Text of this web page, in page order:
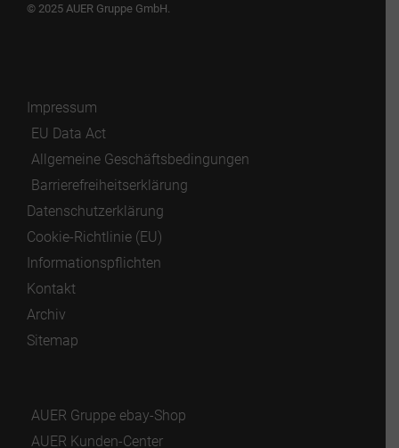
© 2025 AUER Gruppe GmbH.
Impressum
EU Data Act
Allgemeine Geschäftsbedingungen
Barrierefreiheitserklärung
Datenschutzerklärung
Cookie-Richtlinie (EU)
Informationspflichten
Kontakt
Archiv
Sitemap
AUER Gruppe ebay-Shop
AUER Kunden-Center